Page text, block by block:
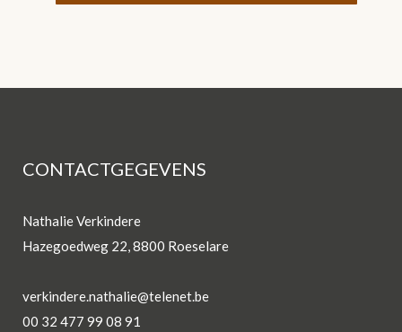
CONTACTGEGEVENS
Nathalie Verkindere
Hazegoedweg 22, 8800 Roeselare
verkindere.nathalie@telenet.be
00 32 477 99 08 91